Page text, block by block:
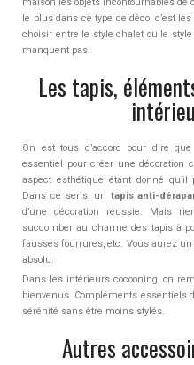
le plus dans ce type de déco, c’est
choisir entre le style chalet ou le
manquent pas.
Les tapis,
On est tous d’accord pour dire
essentiel pour créer une décoration
aspect esthétique étant donné
Dans ce sens, un tapis anti-
d’une décoration réussie. Mais
succomber au charme des tapis à
fausses fourrures, etc. Vous aurez
absolu.
Dans les intérieurs cocooning, on
bienvenus. Compléments essentiels
sérénité sans être moins stylés.
Autres